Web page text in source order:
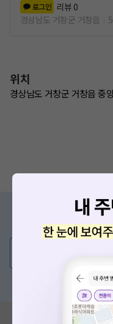
로그인 리뷰 0
경상남도 거창군 거창읍
위치
경상남도 거창군 거창읍 중
증상/치
의사
혹은, 의료상담
혹시 잘못된 병원정